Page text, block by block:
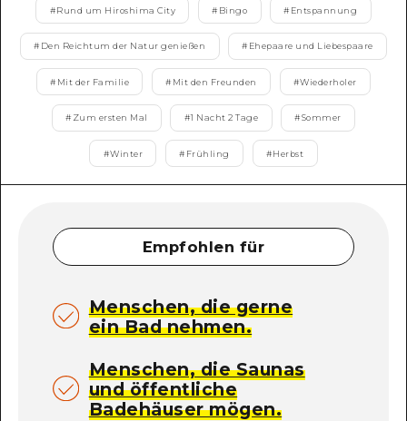
#Rund um Hiroshima City # Bingo # Entspannung
# Den Reichtum der Natur genießen # Ehepaare und Liebespaare
# Mit der Familie # Mit den Freunden #Wiederholer
# Zum ersten Mal #1 Nacht 2 Tage #Sommer
#Winter # Frühling #Herbst
Empfohlen für
Menschen, die gerne
ein Bad nehmen.
Menschen, die Saunas
und öffentliche
Badehäuser mögen.